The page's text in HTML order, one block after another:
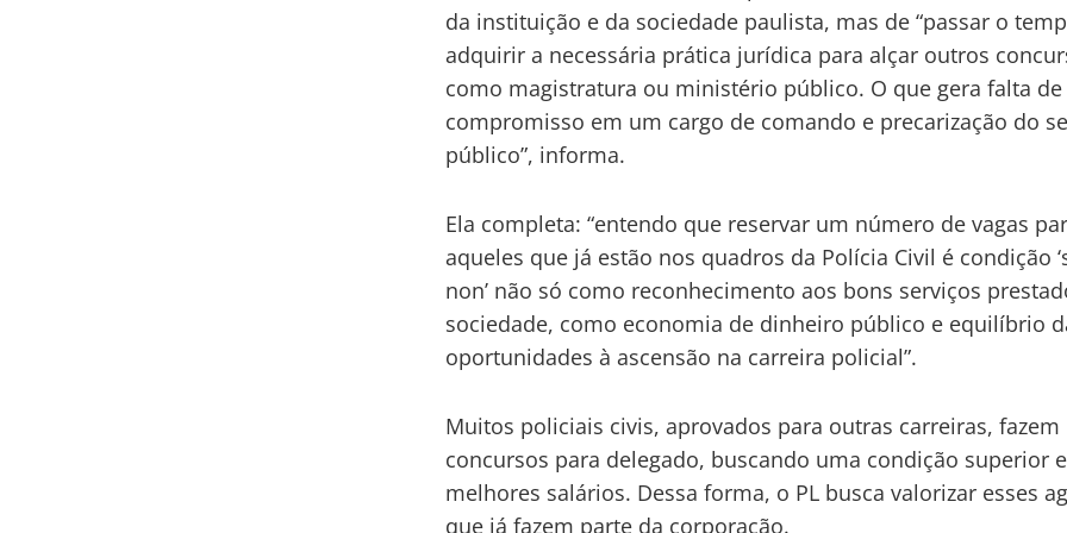
da instituição e da sociedade paulista, mas de “passar o
adquirir a necessária prática jurídica para alçar outros
como magistratura ou ministério público. O que gera falta de
compromisso em um cargo de comando e precarização do
público”, informa.
Ela completa: “entendo que reservar um número de vagas
aqueles que já estão nos quadros da Polícia Civil é condição
non’ não só como reconhecimento aos bons serviços
sociedade, como economia de dinheiro público e equilíbrio
oportunidades à ascensão na carreira policial”.
Muitos policiais civis, aprovados para outras carreiras, fazem
concursos para delegado, buscando uma condição superior e
melhores salários. Dessa forma, o PL busca valorizar esses
que já fazem parte da corporação.